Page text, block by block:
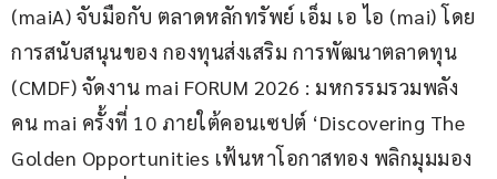
(maiA) จับมือกับ ตลาดหลักทรัพย์ เอ็ม เอ ไอ (mai) โดย
การสนับสนุนของ กองทุนส่งเสริม การพัฒนาตลาดทุน
(CMDF) จัดงาน mai FORUM 2026 : มหกรรมรวมพลัง
คน mai ครั้งที่ 10 ภายใต้คอนเซปต์ ‘Discovering The
Golden Opportunities เฟ้นหาโอกาสทอง พลิกมุมมอง